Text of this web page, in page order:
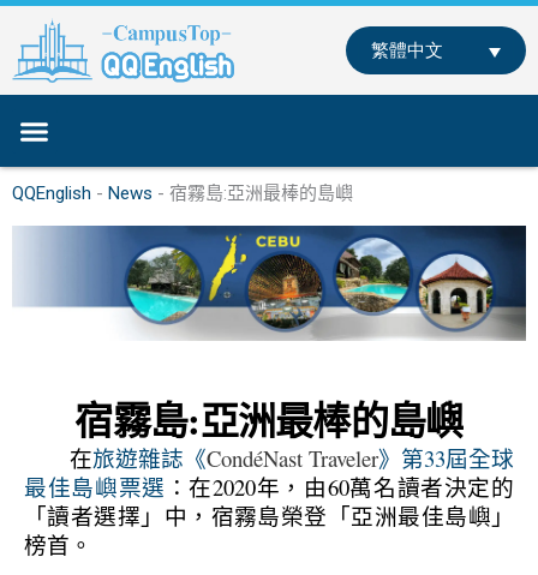
跳
主
要
繁體中文
QQEnglish - News - 宿霧島:亞洲最棒的島嶼
宿霧島:亞洲最棒的島嶼
在旅遊雜誌《CondéNast Traveler》 第33屆全球
最佳島嶼票選 ：在2020年， 由60萬名讀者決定的
「讀者選擇」中，宿霧島榮登「亞洲最佳島嶼」
榜首。